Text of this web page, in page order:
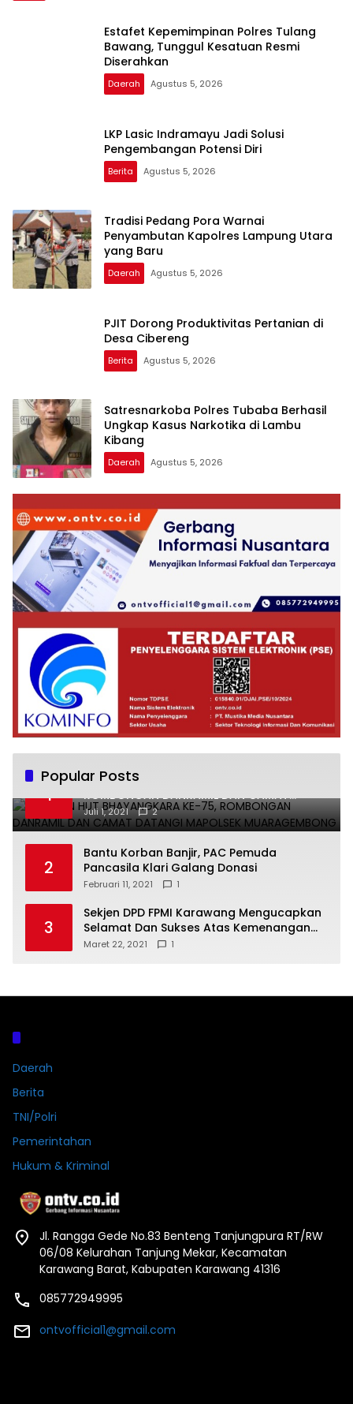
Estafet Kepemimpinan Polres Tulang
Bawang, Tunggul Kesatuan Resmi
Diserahkan
Daerah Agustus 5, 2026
LKP Lasic Indramayu Jadi Solusi
Pengembangan Potensi Diri
Berita Agustus 5, 2026
Tradisi Pedang Pora Warnai
Penyambutan Kapolres Lampung Utara
yang Baru
Daerah Agustus 5, 2026
PJIT Dorong Produktivitas Pertanian di
Desa Cibereng
Berita Agustus 5, 2026
Satresnarkoba Polres Tubaba Berhasil
Ungkap Kasus Narkotika di Lambu
Kibang
Daerah Agustus 5, 2026
Popular Posts
1
UCAPKAN HUT BHAYANGKARA KE-75,
ROMBONGAN DANRAMIL DAN CAMAT
DATANGI MAPOLSEK MUARAGEMBONG
Juli 1, 2021 2
2
Bantu Korban Banjir, PAC Pemuda
Pancasila Klari Galang Donasi
Februari 11, 2021 1
3
Sekjen DPD FPMI Karawang Mengucapkan
Selamat Dan Sukses Atas Kemenangan
Calon Kades Dayeuhluhur H.Sapin
Maret 22, 2021 1
Daerah
Berita
TNI/Polri
Pemerintahan
Hukum & Kriminal
Jl. Rangga Gede No.83 Benteng Tanjungpura RT/RW
06/08 Kelurahan Tanjung Mekar, Kecamatan
Karawang Barat, Kabupaten Karawang 41316
085772949995
ontvofficial1@gmail.com